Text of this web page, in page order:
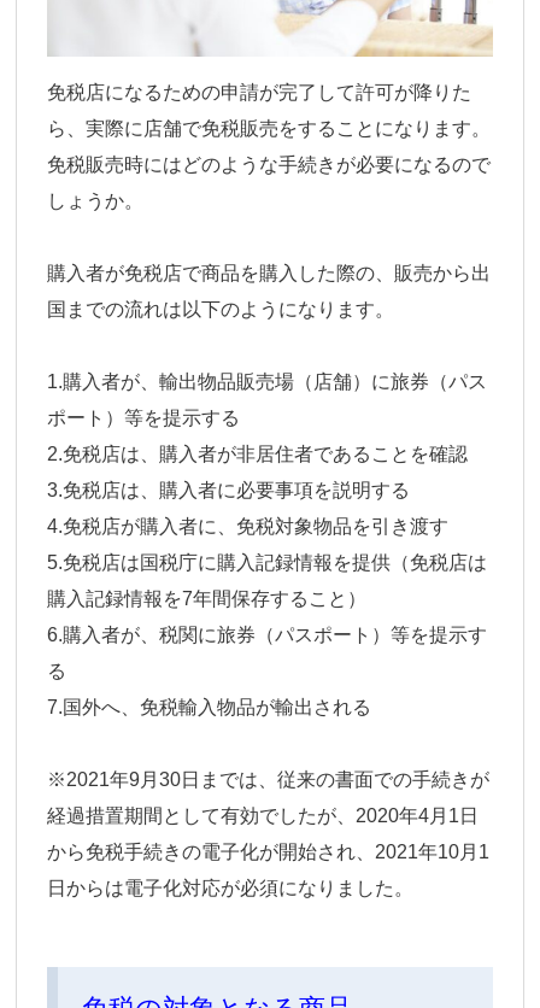
免税店になるための申請が完了して許可が降りた
ら、実際に店舗で免税販売をすることになります。
免税販売時にはどのような手続きが必要になるので
しょうか。
購入者が免税店で商品を購入した際の、販売から出
国までの流れは以下のようになります。
1.購入者が、輸出物品販売場（店舗）に旅券（パス
ポート）等を提示する
2.免税店は、購入者が非居住者であることを確認
3.免税店は、購入者に必要事項を説明する
4.免税店が購入者に、免税対象物品を引き渡す
5.免税店は国税庁に購入記録情報を提供（免税店は
購入記録情報を7年間保存すること）
6.購入者が、税関に旅券（パスポート）等を提示す
る
7.国外へ、免税輸入物品が輸出される
※2021年9月30日までは、従来の書面での手続きが
経過措置期間として有効でしたが、2020年4月1日
から免税手続きの電子化が開始され、2021年10月1
日からは電子化対応が必須になりました。